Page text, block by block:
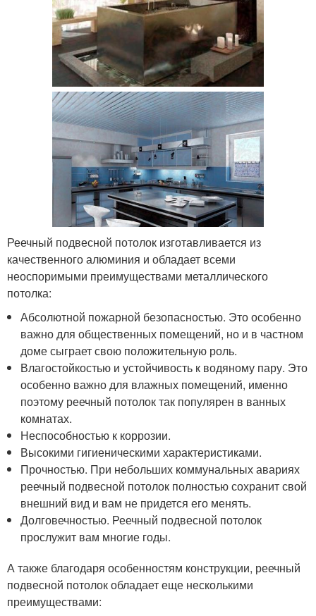
Реечный подвесной потолок изготавливается из
качественного алюминия и обладает всеми
неоспоримыми преимуществами металлического
потолка:
Абсолютной пожарной безопасностью. Это особенно
важно для общественных помещений, но и в частном
доме сыграет свою положительную роль.
Влагостойкостью и устойчивость к водяному пару. Это
особенно важно для влажных помещений, именно
поэтому реечный потолок так популярен в ванных
комнатах.
Неспособностью к коррозии.
Высокими гигиеническими характеристиками.
Прочностью. При небольших коммунальных авариях
реечный подвесной потолок полностью сохранит свой
внешний вид и вам не придется его менять.
Долговечностью. Реечный подвесной потолок
прослужит вам многие годы.
А также благодаря особенностям конструкции, реечный
подвесной потолок обладает еще несколькими
преимуществами: